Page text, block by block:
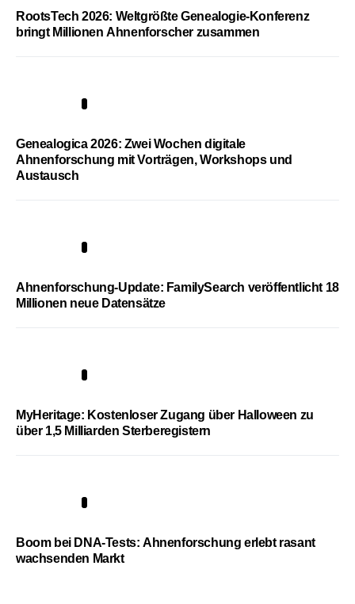
RootsTech 2026: Weltgrößte Genealogie-Konferenz
bringt Millionen Ahnenforscher zusammen
Genealogica 2026: Zwei Wochen digitale
Ahnenforschung mit Vorträgen, Workshops und
Austausch
Ahnenforschung-Update: FamilySearch veröffentlicht 18
Millionen neue Datensätze
MyHeritage: Kostenloser Zugang über Halloween zu
über 1,5 Milliarden Sterberegistern
Boom bei DNA-Tests: Ahnenforschung erlebt rasant
wachsenden Markt